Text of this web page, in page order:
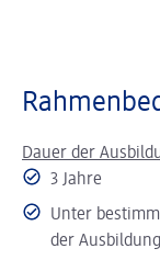
Dauer der
3 Jahre
Unter
der